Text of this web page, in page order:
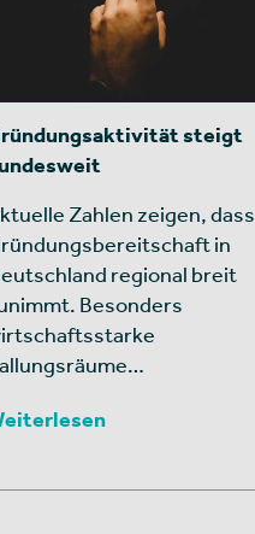
steigt
Zahlen zeigen,
in
regional breit
Besonders